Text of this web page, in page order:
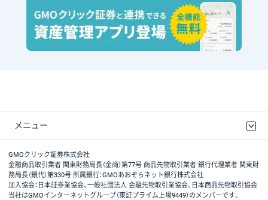
メニュー
取引規程・約款
最良執行方針
ディスクレイマー
リスク説明
GMOクリック証券ホームページ
GMOクリック証券株式会社
金融商品取引業者 関東財務局長（金商）第77号 商品先物取引業者 銀行代理業者 関東財
務局長（銀代）第330号 所属銀行：GMOあおぞらネット銀行株式会社
加入協会：日本証券業協会、一般社団法人 金融先物取引業協会、日本商品先物取引協会
当社はGMOインターネットグループ（東証プライム上場9449）のメンバーです。